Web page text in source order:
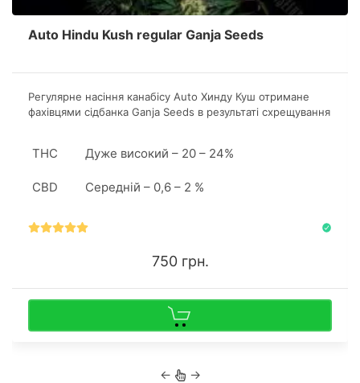
Auto Hindu Kush regular Ganja Seeds
Регулярне насіння канабісу Аuto Хинду Куш отримане
фахівцями сідбанка Ganja Seeds в результаті схрещування
600 грам ароматного продукту.
THC Дуже високий – 20 – 24%
CBD Середній – 0,6 – 2 %
750 грн.
← →